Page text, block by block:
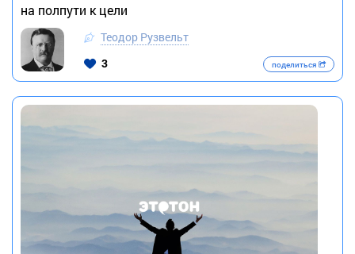
на полпути к цели
Теодор Рузвельт
3
поделиться